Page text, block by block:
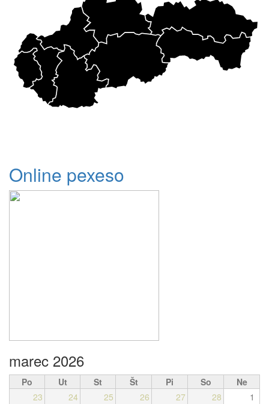
Online pexeso
marec 2026
Po Ut St Št Pi So
Ne
23
24 25 26 27 28 1